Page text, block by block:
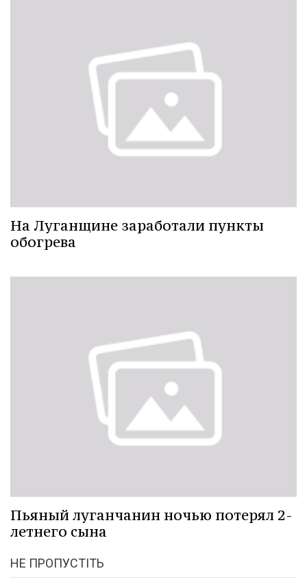
На Луганщине заработали пункты
обогрева
Пьяный луганчанин ночью потерял 2-
летнего сына
НЕ ПРОПУСТІТЬ